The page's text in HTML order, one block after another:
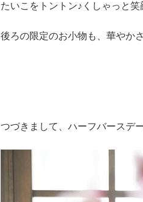
たいこをトントン♪くしゃっと笑
後ろの限定のお小物も、華やか
つづきまして、ハーフバースデ